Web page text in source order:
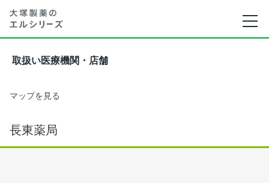
取扱い医療機関・店舗
マップを見る
長東薬局